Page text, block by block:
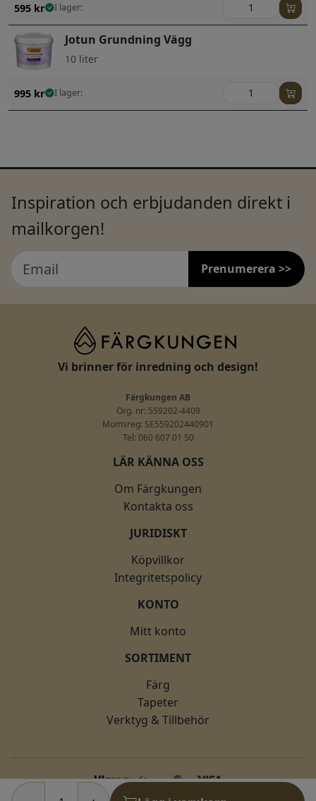
595 kr I lager:
Jotun Grundning Vägg
10 liter
995 kr I lager:
Inspiration och erbjudanden direkt i
mailkorgen!
Prenumerera >>
Vi brinner för inredning och design!
Färgkungen AB
Org. nr: 559202-4409
Momsreg: SE559202440901
Tel: 060 607 01 50
LÄR KÄNNA OSS
Om Färgkungen
Kontakta oss
JURIDISKT
Köpvillkor
Integritetspolicy
KONTO
Mitt konto
SORTIMENT
Färg
Tapeter
Verktyg & Tillbehör